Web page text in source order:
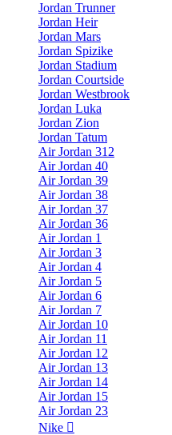
Jordan Trunner
Jordan Heir
Jordan Mars
Jordan Spizike
Jordan Stadium
Jordan Courtside
Jordan Westbrook
Jordan Luka
Jordan Zion
Jordan Tatum
Air Jordan 312
Air Jordan 40
Air Jordan 39
Air Jordan 38
Air Jordan 37
Air Jordan 36
Air Jordan 1
Air Jordan 3
Air Jordan 4
Air Jordan 5
Air Jordan 6
Air Jordan 7
Air Jordan 10
Air Jordan 11
Air Jordan 12
Air Jordan 13
Air Jordan 14
Air Jordan 15
Air Jordan 23
Nike